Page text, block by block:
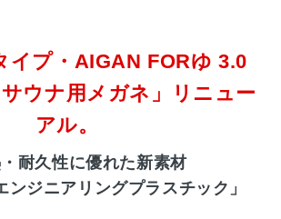
イプ・AIGAN FORゆ 3.0
サウナ用メガネ」リニュー
アル。
耐久性に優れた新素材
ンジニアリングプラスチック」